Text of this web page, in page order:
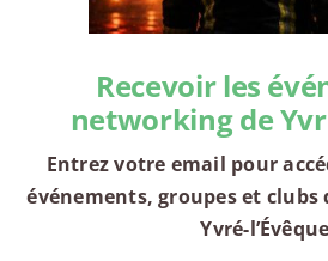
Recevoir les
networking de
Entrez votre email pour
événements, groupes et clubs
Yvré-